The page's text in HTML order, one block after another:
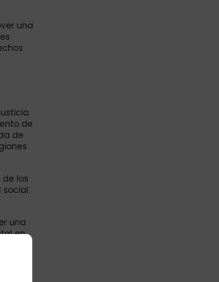
una
de
de
los
una
en
de